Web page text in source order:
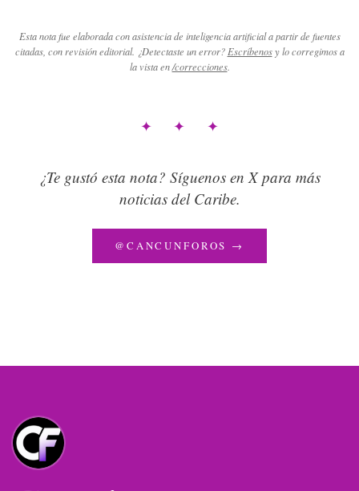
Esta nota fue elaborada con asistencia de inteligencia artificial a partir de fuentes
citadas, con revisión editorial. ¿Detectaste un error? Escríbenos y lo corregimos a
la vista en /correcciones.
✦ ✦ ✦
¿Te gustó esta nota? Síguenos en X para más
noticias del Caribe.
@CANCUNFOROS →